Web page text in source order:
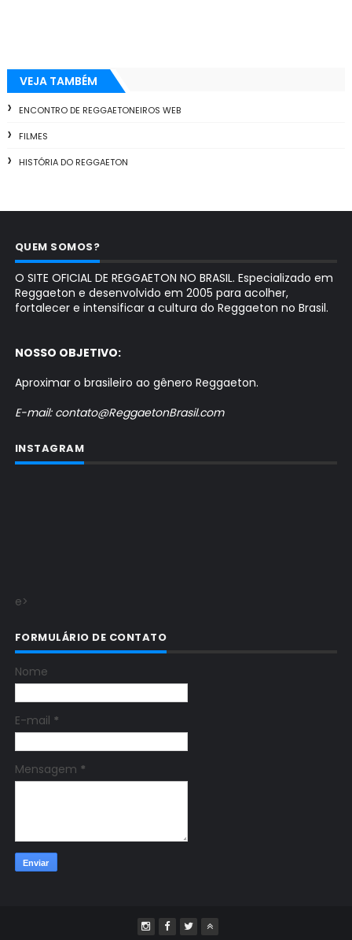
VEJA TAMBÉM
ENCONTRO DE REGGAETONEIROS WEB
FILMES
HISTÓRIA DO REGGAETON
QUEM SOMOS?
O SITE OFICIAL DE REGGAETON NO BRASIL. Especializado em
Reggaeton e desenvolvido em 2005 para acolher,
fortalecer e intensificar a cultura do Reggaeton no Brasil.
NOSSO OBJETIVO:
Aproximar o brasileiro ao gênero Reggaeton.
E-mail: contato@ReggaetonBrasil.com
INSTAGRAM
e>
FORMULÁRIO DE CONTATO
Nome
E-mail *
Mensagem *